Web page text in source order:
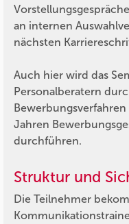
an internen
nächsten
Auch hier wird das
Personalberatern
Jahren
durchführen.
Struktur und
Die Teilnehmer